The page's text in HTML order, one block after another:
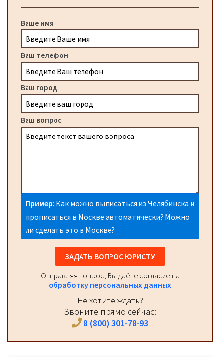
Ваше имя
Ваш телефон
Ваш город
Ваш вопрос
Пример: Как можно выписаться из Челябинска и
прописаться в Москве автоматически? Можно
ли сделать это в Москве?
ЗАДАТЬ ВОПРОС ЮРИСТУ
Отправляя вопрос, Вы даёте согласие на
обработку персональных данных
Не хотите ждать?
Звоните прямо сейчас:
8 (800) 301-78-93